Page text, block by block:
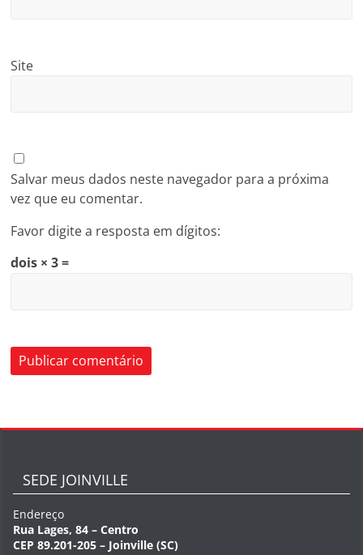
Site
Salvar meus dados neste navegador para a próxima
vez que eu comentar.
Favor digite a resposta em dígitos:
dois × 3 =
SEDE JOINVILLE
Endereço
Rua Lages, 84 – Centro
CEP 89.201-205 – Joinville (SC)